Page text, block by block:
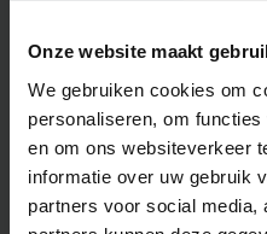
Onze website maakt
We gebruiken cookies om
personaliseren, om
en om ons websiteverkeer
informatie over uw gebruik
partners voor social media,
Breedte profiel
plakstrip (TruFit